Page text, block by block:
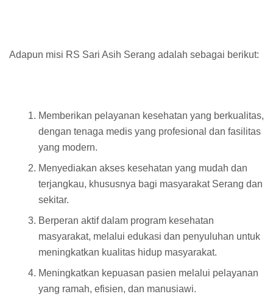
Adapun misi RS Sari Asih Serang adalah sebagai berikut:
Memberikan pelayanan kesehatan yang berkualitas,
dengan tenaga medis yang profesional dan fasilitas
yang modern.
Menyediakan akses kesehatan yang mudah dan
terjangkau, khususnya bagi masyarakat Serang dan
sekitar.
Berperan aktif dalam program kesehatan
masyarakat, melalui edukasi dan penyuluhan untuk
meningkatkan kualitas hidup masyarakat.
Meningkatkan kepuasan pasien melalui pelayanan
yang ramah, efisien, dan manusiawi.